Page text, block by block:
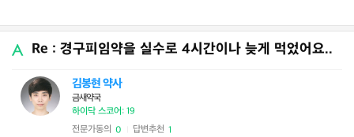
Re : 경구피임약을 실수로 4시간이나 늦게 먹었어요..
김봉현 약사
금새약국
하이닥 스코어: 19
전문가동의 0 답변추천 1